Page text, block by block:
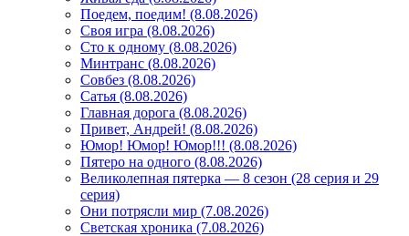
Поедем, поедим! (8.08.2026)
Своя игра (8.08.2026)
Сто к одному (8.08.2026)
Минтранс (8.08.2026)
Совбез (8.08.2026)
Сатья (8.08.2026)
Главная дорога (8.08.2026)
Привет, Андрей! (8.08.2026)
Юмор! Юмор! Юмор!!! (8.08.2026)
Пятеро на одного (8.08.2026)
Великолепная пятерка — 8 сезон (28 серия и 29
серия)
Они потрясли мир (7.08.2026)
Светская хроника (7.08.2026)